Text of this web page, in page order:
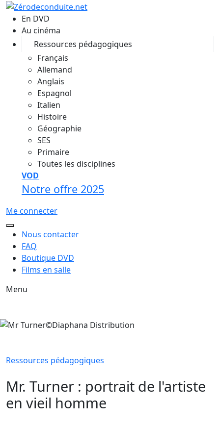
Aller au contenu principal
En DVD
Au cinéma
Ressources pédagogiques
Français
Allemand
Anglais
Espagnol
Italien
Histoire
Géographie
SES
Primaire
Toutes les disciplines
VOD
Notre offre 2025
Me connecter
Nous contacter
FAQ
Boutique DVD
Films en salle
Menu
Ressources pédagogiques
Mr. Turner : portrait de l'artiste
en vieil homme